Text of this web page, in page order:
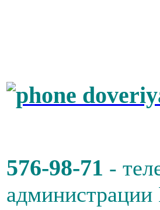
576-98-71 -
администрации